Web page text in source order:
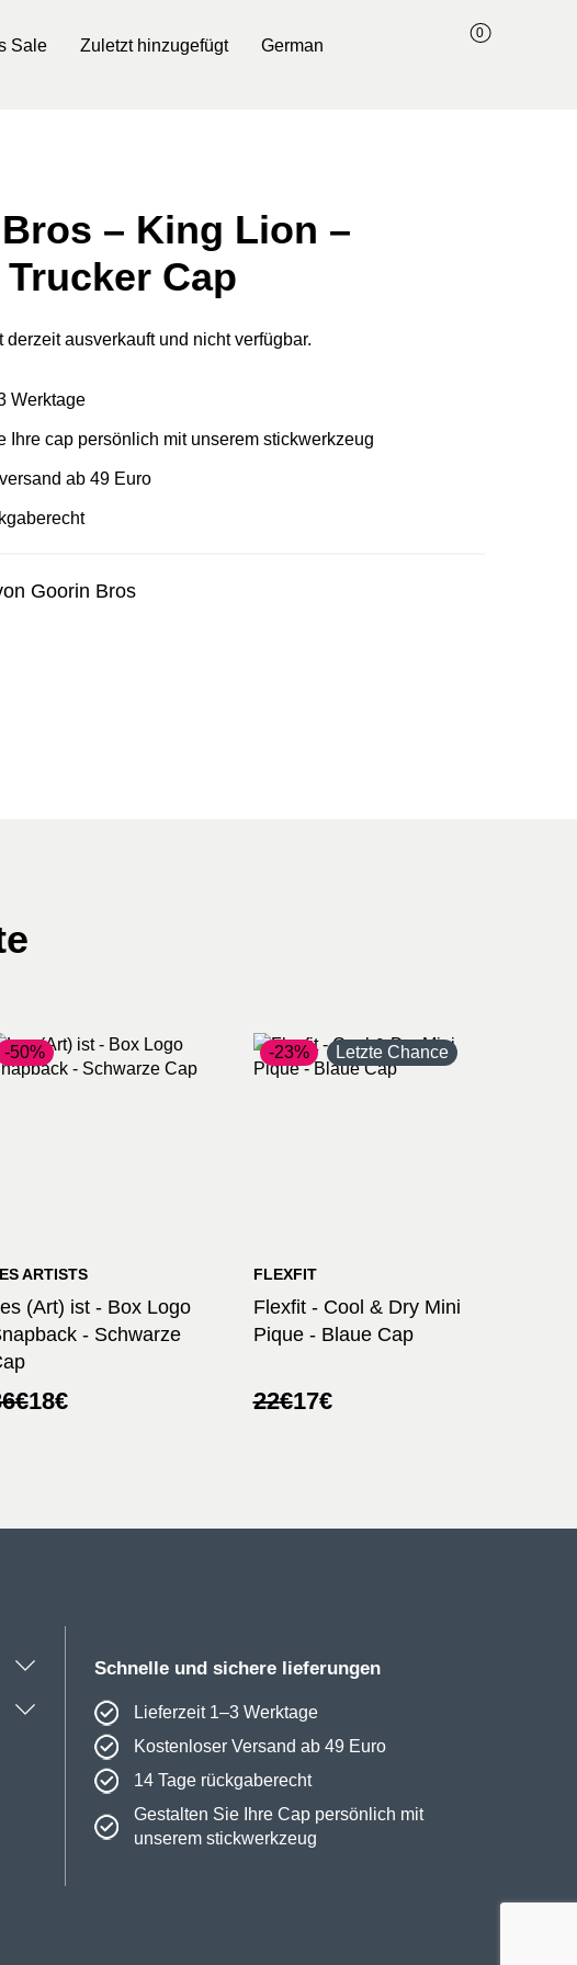
Sale Zuletzt hinzugefügt German
0
– King Lion –
Cap
derzeit ausverkauft und nicht verfügbar.
Werktage
Ihre cap persönlich mit unserem stickwerkzeug
ab 49 Euro
Goorin Bros
-50%
ARTISTS
(Art) ist - Box Logo
- Schwarze
€18€
-23% Letzte Chance
FLEXFIT
Flexfit - Cool & Dry Mini
Pique - Blaue Cap
22€
Ursprünglicher
17€
Aktueller
Schnelle und sichere lieferungen
Lieferzeit 1–3 Werktage
Kostenloser Versand ab 49 Euro
14 Tage rückgaberecht
Gestalten Sie Ihre Cap persönlich mit
unserem stickwerkzeug